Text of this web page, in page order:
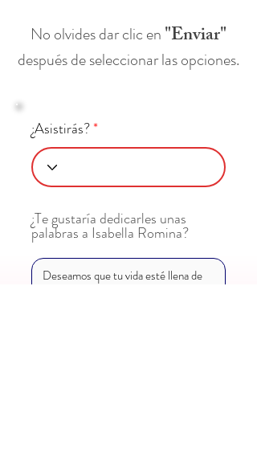
No olvides dar clic en "Enviar"
después de seleccionar las opciones.
¿Asistirás?
¿Te gustaría dedicarles unas
palabras a Isabella Romina?